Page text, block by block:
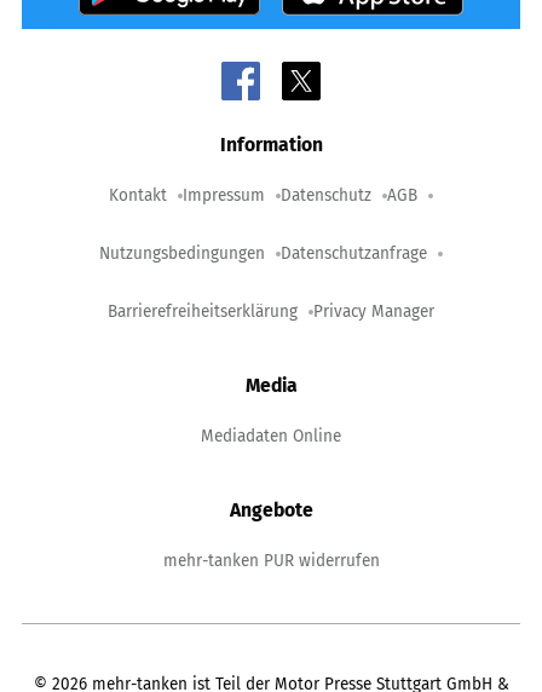
Information
Kontakt Impressum Datenschutz AGB
Nutzungsbedingungen Datenschutzanfrage
Barrierefreiheitserklärung Privacy Manager
Media
Mediadaten Online
Angebote
mehr-tanken PUR widerrufen
© 2026 mehr-tanken ist Teil der Motor Presse Stuttgart GmbH &